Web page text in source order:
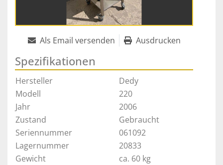
Als Email versenden Ausdrucken
Spezifikationen
Hersteller
Dedy
Modell
220
Jahr
2006
Zustand
Gebraucht
Seriennummer
061092
Lagernummer
20833
Gewicht
ca. 60 kg